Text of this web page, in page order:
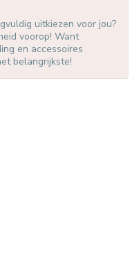
uitkiezen voor jou?
voorop! Want
en accessoires
belangrijkste!